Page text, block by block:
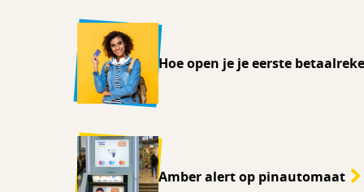
Hoe open je je eerste
Amber alert op pinautomaat